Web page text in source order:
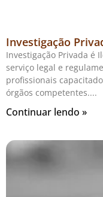
Investigação
Investigação Privada é
serviço legal e
profissionais
órgãos competentes.
Continuar lendo »